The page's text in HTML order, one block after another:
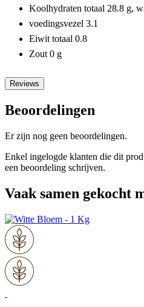
Koolhydraten totaal 28.8 g,
voedingsvezel 3.1
Eiwit totaal 0.8
Zout 0 g
Reviews
Beoordelingen
Er zijn nog geen beoordelingen.
Enkel ingelogde klanten die dit
een beoordeling schrijven.
Vaak samen gekocht